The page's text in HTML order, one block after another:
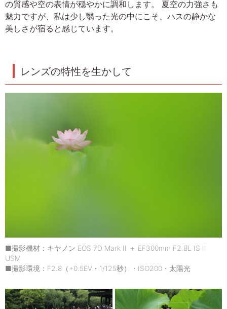
の質感や空の表情が穏やかに調和します。 夏空の力強さも
魅力ですが、私は少し翳った光の中にこそ、ハスの静かな
美しさが宿ると感じています。
レンズの特性を生かして
■撮影機材：キヤノン EOS 7D Mark II ＋ EF300mm F2.8L IS II
USM
■撮影環境：F2.8（+0.5EV・1/125秒）・ISO200・太陽光